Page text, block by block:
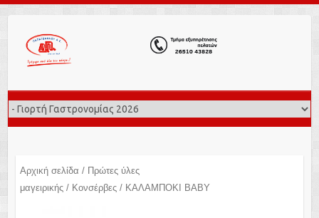
Αρχική σελίδα / Πρώτες ύλες
μαγειρικής/ Κονσέρβες/ ΚΑΛΑΜΠΟΚΙ ΒΑΒΥ